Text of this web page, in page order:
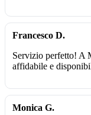
Francesco D.
Servizio perfetto! A
affidabile e
Monica G.